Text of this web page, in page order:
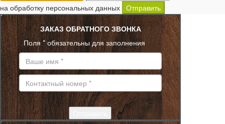
на обработку персональных данных Отправить
ЗАКАЗ ОБРАТНОГО ЗВОНКА
Поля * обязательны для заполнения